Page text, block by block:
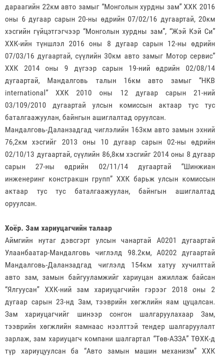
дараагийн 22км авто замыг “Монголын хурдны зам” ХХК 2016
оны 6 дугаар сарын 20-ны өдрийн 07/02/16 дугаартай, 20км
хэсгийн гүйцэтгэгчээр “Монголын хурдны зам”, “Жэй Кэй Си”
ХХК-ийн түншлэл 2016 оны 8 дугаар сарын 12-ны өдрийн
07/03/16 дугаартай, сүүлийн 30км авто замыг Мотор сервис”
ХХК 2014 оны 9 дүгээр сарын 19-ний өдрийн 02/08/14
дугаартай, Мандалговь талын 16км авто замыг “HKB
international” ХХК 2010 оны 12 дугаар сарын 21-ний
03/109/2010 дугаартай улсын комиссын актаар тус тус
баталгаажуулан, байнгын ашиглалтад оруулсан.
Мандалговь-Даланзадгад чиглэлийн 163км авто замын эхний
76,2км хэсгийг 2013 оны 10 дугаар сарын 02-ны өдрийн
02/10/13 дугаартай, сүүлийн 86,8км хэсгийг 2014 оны 8 дугаар
сарын 27-ны өдрийн 02/11/14 дугаартай “Шинжиан
инженеринг констракшн групп” ХХК барьж улсын комиссын
актаар тус тус баталгаажуулан, байнгын ашиглалтад
оруулсан.
Хоёр. Зам хариуцагчийн талаар
Аймгийн нутаг дэвсгэрт улсын чанартай А0201 дугаартай
Улаанбаатар-Мандалговь чиглэлд 98.2км, А0202 дугаартай
Мандалговь-Даланзадгад чиглэлд 154км хатуу хучилттай
авто зам, замын байгууламжийг хариуцан ажиллаж байсан
“Ялгуусан” ХХК-ний зам хариуцагчийн гэрээг 2018 оны 2
дугаар сарын 23-нд Зам, тээврийн хөгжлийн яам цуцалсан.
Зам хариуцагчийг шинээр сонгон шалгаруулахаар Зам,
тээврийн хөгжлийн яамнаас нээлттэй тендер шалгаруулалт
зарлаж, зам хариуцагч компани шалгартал “Төв-АЗЗА” ТӨХК-д
түр хариуцуулсан ба “Авто замын машин механизм” ХХК